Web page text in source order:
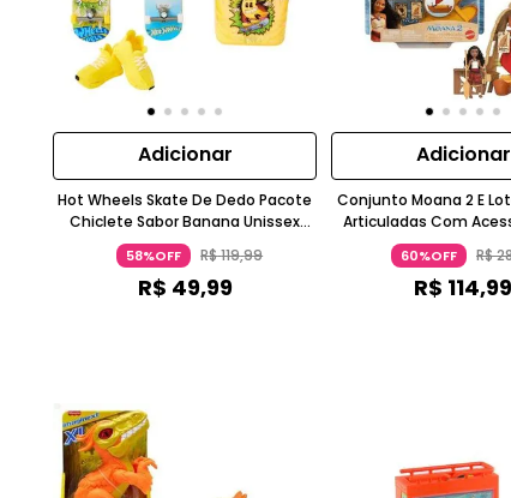
Adicionar
Hot Wheels Skate De Dedo Pacote
Chiclete Sabor Banana Unissex
Cinco A Sete Anos Mattel
58%OFF R$119,99
R$ 49,99
Adicionar
Conjunto Moana 2 E
Articuladas Com
Anos Mattel
60%OFF R$
R$ 114,99